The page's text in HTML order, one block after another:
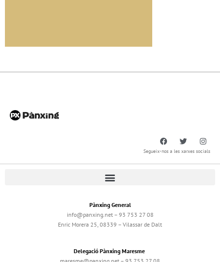
Segueix-nos a les xarxes socials
Pànxing General
info@panxing.net – 93 753 27 08
Enric Morera 25, 08339 – Vilassar de Dalt
Delegació Pànxing Maresme